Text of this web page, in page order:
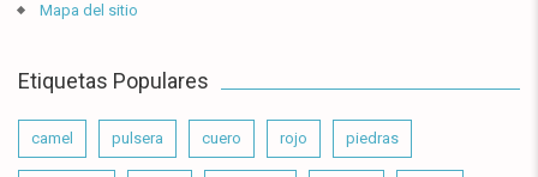
Mapa del sitio
Etiquetas Populares
camel pulsera cuero rojo piedras